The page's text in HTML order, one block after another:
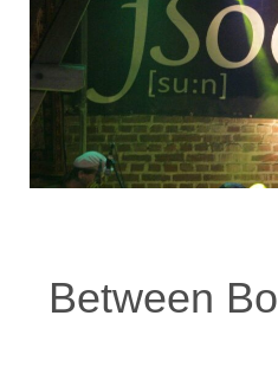
Between